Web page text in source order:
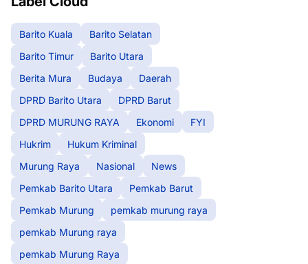
Barito Kuala
Barito Selatan
Barito Timur
Barito Utara
Berita Mura
Budaya
Daerah
DPRD Barito Utara
DPRD Barut
DPRD MURUNG RAYA
Ekonomi
FYI
Hukrim
Hukum Kriminal
Murung Raya
Nasional
News
Pemkab Barito Utara
Pemkab Barut
Pemkab Murung
pemkab murung raya
pemkab Murung raya
pemkab Murung Raya